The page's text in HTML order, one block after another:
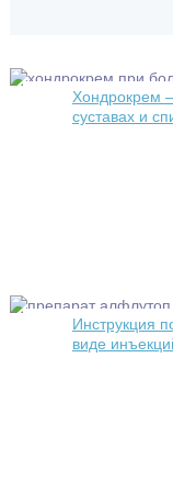
Хондрокрем
суставах и
Инструкция
виде